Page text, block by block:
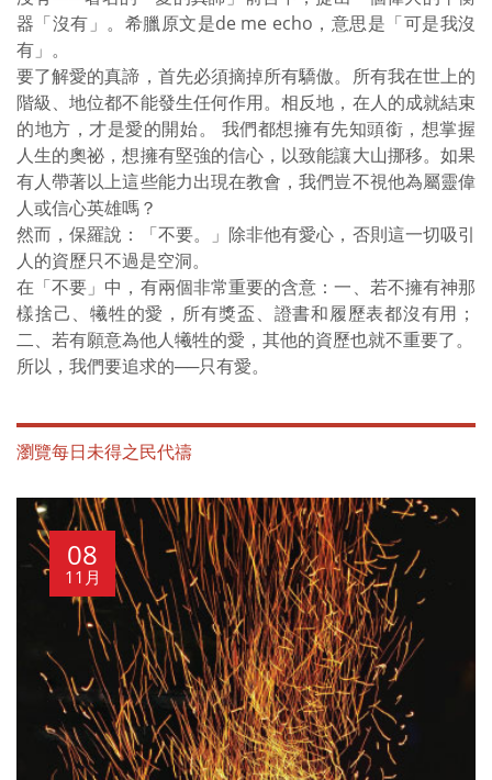
器「沒有」。希臘原文是de me echo，意思是「可是我沒
有」。
要了解愛的真諦，首先必須摘掉所有驕傲。所有我在世上的
階級、地位都不能發生任何作用。相反地，在人的成就結束
的地方，才是愛的開始。 我們都想擁有先知頭銜，想掌握
人生的奧祕，想擁有堅強的信心，以致能讓大山挪移。如果
有人帶著以上這些能力出現在教會，我們豈不視他為屬靈偉
人或信心英雄嗎？
然而，保羅說：「不要。」除非他有愛心，否則這一切吸引
人的資歷只不過是空洞。
在「不要」中，有兩個非常重要的含意：一、若不擁有神那
樣捨己、犧牲的愛，所有獎盃、證書和履歷表都沒有用；
二、若有願意為他人犧牲的愛，其他的資歷也就不重要了。
所以，我們要追求的──只有愛。
瀏覽每日未得之民代禱
08
11月